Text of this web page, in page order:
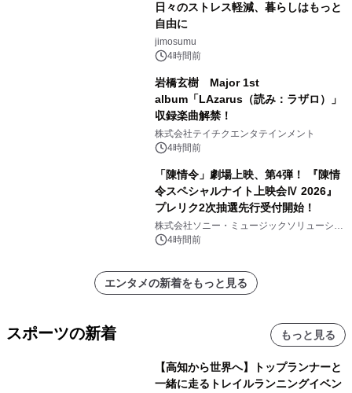
日々のストレス軽減、暮らしはもっと
自由に
jimosumu
4時間前
岩橋玄樹 Major 1st
album「LAzarus（読み：ラザロ）」
収録楽曲解禁！
株式会社テイチクエンタテインメント
4時間前
「陳情令」劇場上映、第4弾！ 『陳情
令スペシャルナイト上映会Ⅳ 2026』
プレリク2次抽選先行受付開始！
株式会社ソニー・ミュージックソリューショ
ンズ4時間前
エンタメの新着をもっと見る
スポーツの新着 もっと見る
【高知から世界へ】トップランナーと
一緒に走るトレイルランニングイベン